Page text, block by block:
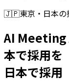
🇯🇵東京・日本
AI
本で採用を
日本で採用